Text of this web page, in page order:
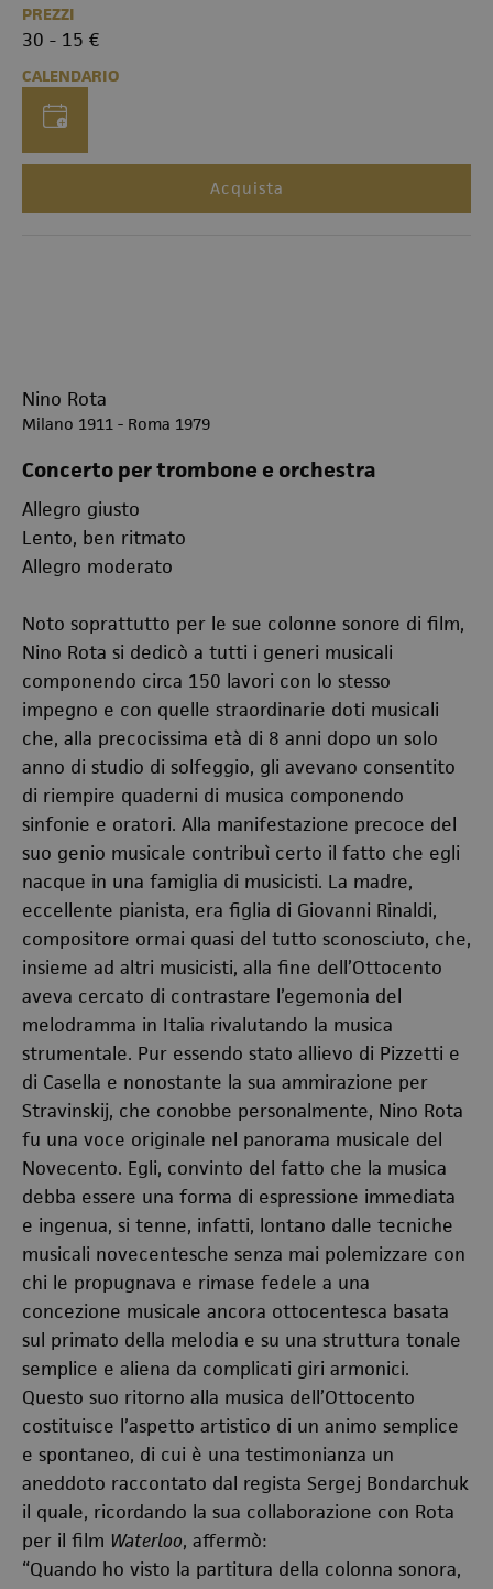
PREZZI
30 - 15 €
CALENDARIO
Acquista
Nino Rota
Milano 1911 - Roma 1979
Concerto per trombone e orchestra
Allegro giusto
Lento, ben ritmato
Allegro moderato
Noto soprattutto per le sue colonne sonore di film,
Nino Rota si dedicò a tutti i generi musicali
componendo circa 150 lavori con lo stesso
impegno e con quelle straordinarie doti musicali
che, alla precocissima età di 8 anni dopo un solo
anno di studio di solfeggio, gli avevano consentito
di riempire quaderni di musica componendo
sinfonie e oratori. Alla manifestazione precoce del
suo genio musicale contribuì certo il fatto che egli
nacque in una famiglia di musicisti. La madre,
eccellente pianista, era figlia di Giovanni Rinaldi,
compositore ormai quasi del tutto sconosciuto, che,
insieme ad altri musicisti, alla fine dell’Ottocento
aveva cercato di contrastare l’egemonia del
melodramma in Italia rivalutando la musica
strumentale. Pur essendo stato allievo di Pizzetti e
di Casella e nonostante la sua ammirazione per
Stravinskij, che conobbe personalmente, Nino Rota
fu una voce originale nel panorama musicale del
Novecento. Egli, convinto del fatto che la musica
debba essere una forma di espressione immediata
e ingenua, si tenne, infatti, lontano dalle tecniche
musicali novecentesche senza mai polemizzare con
chi le propugnava e rimase fedele a una
concezione musicale ancora ottocentesca basata
sul primato della melodia e su una struttura tonale
semplice e aliena da complicati giri armonici.
Questo suo ritorno alla musica dell’Ottocento
costituisce l’aspetto artistico di un animo semplice
e spontaneo, di cui è una testimonianza un
aneddoto raccontato dal regista Sergej Bondarchuk
il quale, ricordando la sua collaborazione con Rota
per il film Waterloo, affermò:
“Quando ho visto la partitura della colonna sonora,